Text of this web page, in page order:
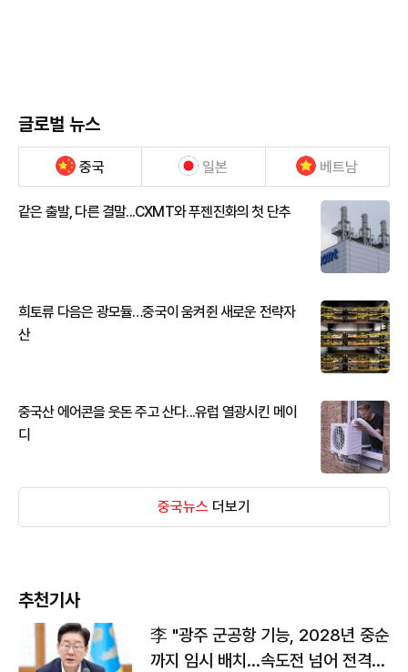
글로벌 뉴스
중국 일본 베트남
같은 출발, 다른 결말...CXMT와 푸젠진화의 첫 단추
희토류 다음은 광모듈…중국이 움켜쥔 새로운 전략자
산
중국산 에어콘을 웃돈 주고 산다...유럽 열광시킨 메이
디
중국뉴스 더보기
추천기사
李 "광주 군공항 기능, 2028년 중순
까지 임시 배치…속도전 넘어 전격